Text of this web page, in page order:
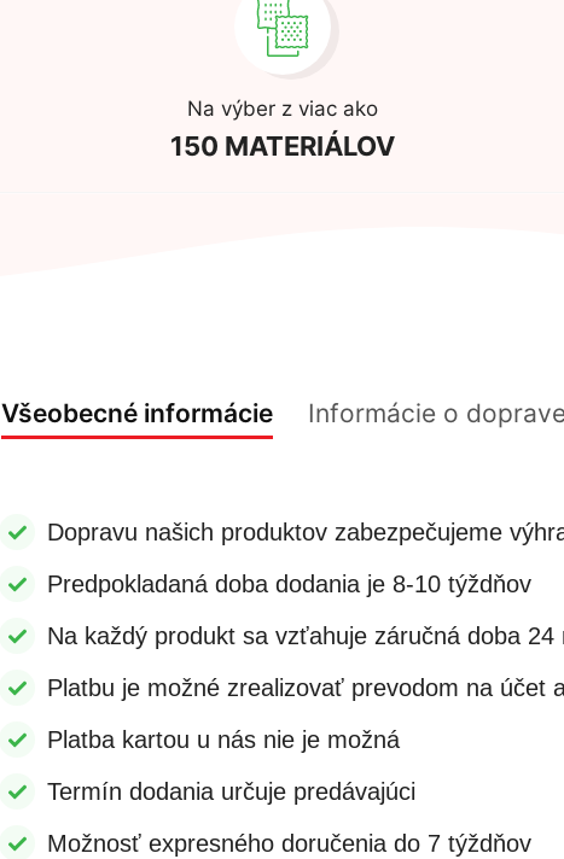
Na výber z viac ako
150 MATERIÁLOV
Všeobecné informácie Informácie o doprave
Dopravu našich produktov zabezpečujeme
Predpokladaná doba dodania je 8-10 týždňov
Na každý produkt sa vzťahuje záručná doba 24
Platbu je možné zrealizovať prevodom na účet
Platba kartou u nás nie je možná
Termín dodania určuje predávajúci
Možnosť expresného doručenia do 7 týždňov